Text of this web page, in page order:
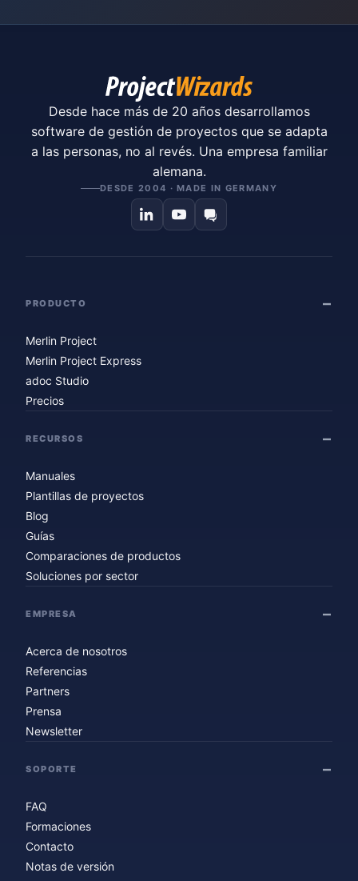
Desde hace más de 20 años desarrollamos
software de gestión de proyectos que se adapta
a las personas, no al revés. Una empresa familiar
alemana.
DESDE 2004 · MADE IN GERMANY
PRODUCTO
Merlin Project
Merlin Project Express
adoc Studio
Precios
RECURSOS
Manuales
Plantillas de proyectos
Blog
Guías
Comparaciones de productos
Soluciones por sector
EMPRESA
Acerca de nosotros
Referencias
Partners
Prensa
Newsletter
SOPORTE
FAQ
Formaciones
Contacto
Notas de versión